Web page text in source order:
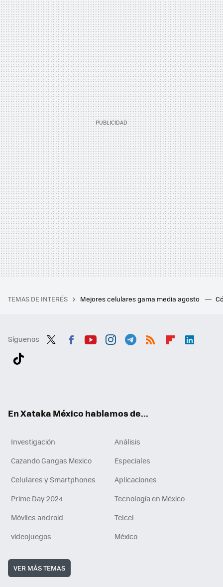
TEMAS DE INTERÉS Mejores celulares gama media agosto
Síguenos
En Xataka México hablamos de...
Investigación
Análisis
Cazando Gangas Mexico
Especiales
Celulares y Smartphones
Aplicaciones
Prime Day 2024
Tecnología en México
Móviles android
Telcel
videojuegos
México
VER MÁS TEMAS